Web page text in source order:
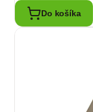
Do košíka